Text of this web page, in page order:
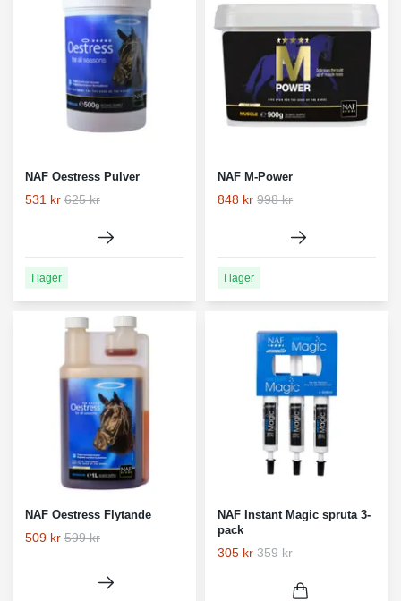
NAF Oestress Pulver
531 kr 625 kr
I lager
NAF M-Power
848 kr 998 kr
I lager
NAF Oestress Flytande
509 kr 599 kr
NAF Instant Magic spruta 3-
pack
305 kr 359 kr